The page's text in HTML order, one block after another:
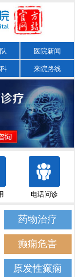
医院新闻
来院路线
电话问诊
药物治疗
癫痫危害
原发性癫痫